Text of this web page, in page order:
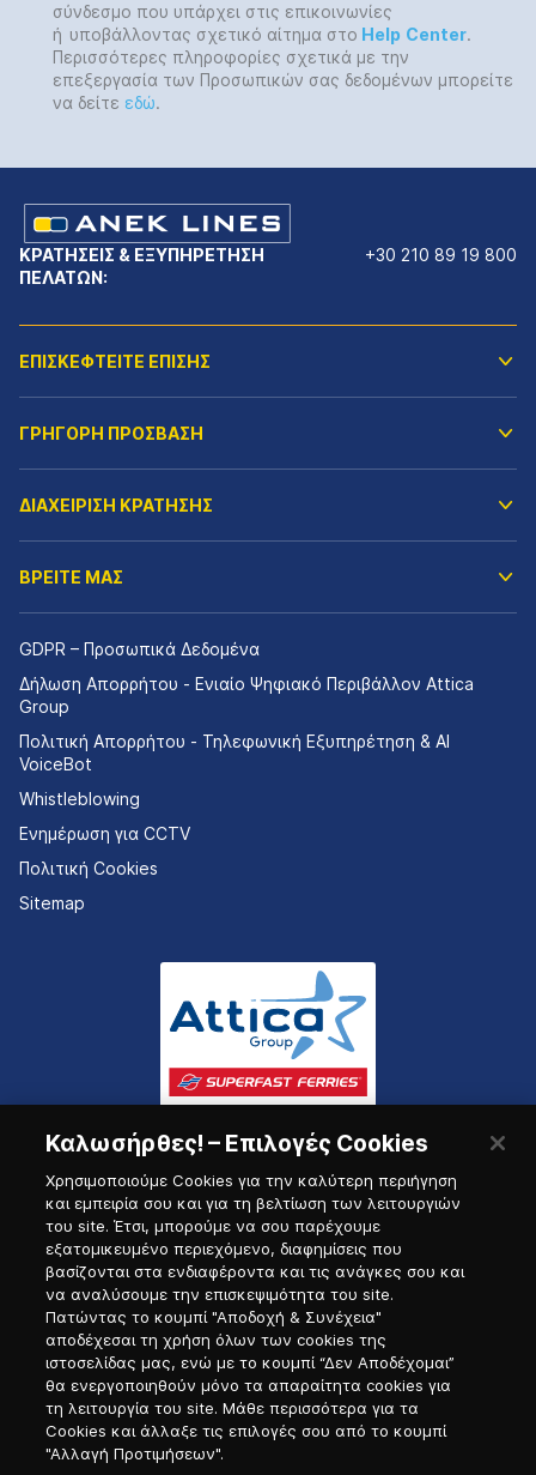
σύνδεσμο που υπάρχει στις επικοινωνίες
ή υποβάλλοντας σχετικό αίτημα στο Help Center.
Περισσότερες πληροφορίες σχετικά με την
επεξεργασία των Προσωπικών σας δεδομένων μπορείτε
να δείτε εδώ.
ΚΡΑΤΗΣΕΙΣ & ΕΞΥΠΗΡΕΤΗΣΗ
ΠΕΛΑΤΩΝ:
+30 210 89 19 800
ΕΠΙΣΚΕΦΤΕΙΤΕ ΕΠΙΣΗΣ
ΓΡΗΓΟΡΗ ΠΡΟΣΒΑΣΗ
ΔΙΑΧΕΙΡΙΣΗ ΚΡΑΤΗΣΗΣ
ΒΡΕΙΤΕ ΜΑΣ
GDPR – Προσωπικά Δεδομένα
Δήλωση Απορρήτου - Ενιαίο Ψηφιακό Περιβάλλον Attica
Group
Πολιτική Απορρήτου - Τηλεφωνική Εξυπηρέτηση & AI
VoiceBot
Whistleblowing
Ενημέρωση για CCTV
Πολιτική Cookies
Sitemap
Πύλη Ναυτικού
Καλωσήρθες! – Επιλογές Cookies
Χρησιμοποιούμε Cookies για την καλύτερη περιήγηση
και εμπειρία σου και για τη βελτίωση των λειτουργιών
του site. Έτσι, μπορούμε να σου παρέχουμε
εξατομικευμένο περιεχόμενο, διαφημίσεις που
βασίζονται στα ενδιαφέροντα και τις ανάγκες σου και
να αναλύσουμε την επισκεψιμότητα του site.
Πατώντας το κουμπί "Αποδοχή & Συνέχεια"
αποδέχεσαι τη χρήση όλων των cookies της
ιστοσελίδας μας, ενώ με το κουμπί “Δεν Αποδέχομαι”
θα ενεργοποιηθούν μόνο τα απαραίτητα cookies για
τη λειτουργία του site. Μάθε περισσότερα για τα
Cookies και άλλαξε τις επιλογές σου από το κουμπί
"Αλλαγή Προτιμήσεων".